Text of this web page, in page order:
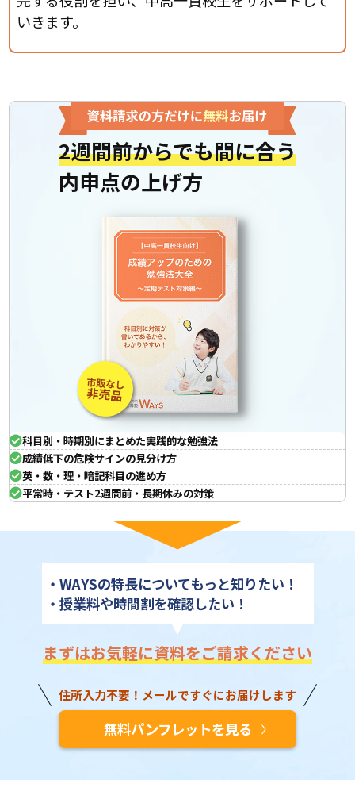
いきます。
2週間前からでも間に合う
内申点の上げ方
市販なし
非売品
科目別・時期別にまとめた実践的な勉強法
成績低下の危険サインの見分け方
英・数・理・暗記科目の進め方
平常時・テスト2週間前・長期休みの対策
・WAYSの特長についてもっと知りたい！
・授業料や時間割を確認したい！
まずはお気軽に資料をご請求ください
住所入力不要！メールですぐにお届けします
無料パンフレットを見る